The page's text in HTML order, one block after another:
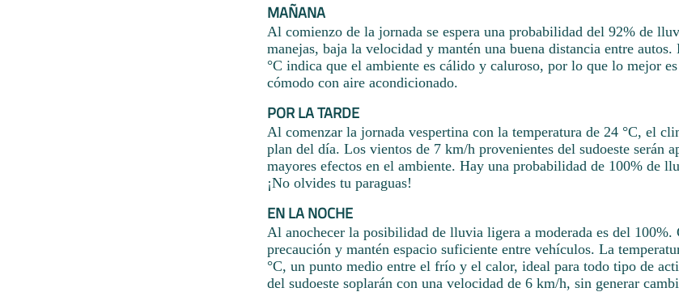
MAÑANA
Al comienzo de la jornada se espera una probabilidad del 92% de
manejas, baja la velocidad y mantén una buena distancia entre autos.
°C indica que el ambiente es cálido y caluroso, por lo que lo mejor
cómodo con aire acondicionado.
POR LA TARDE
Al comenzar la jornada vespertina con la temperatura de 24 °C, el
plan del día. Los vientos de 7 km/h provenientes del sudoeste serán
mayores efectos en el ambiente. Hay una probabilidad de 100% de
¡No olvides tu paraguas!
EN LA NOCHE
Al anochecer la posibilidad de lluvia ligera a moderada es del 100%.
precaución y mantén espacio suficiente entre vehículos. La
°C, un punto medio entre el frío y el calor, ideal para todo tipo de
del sudoeste soplarán con una velocidad de 6 km/h, sin generar